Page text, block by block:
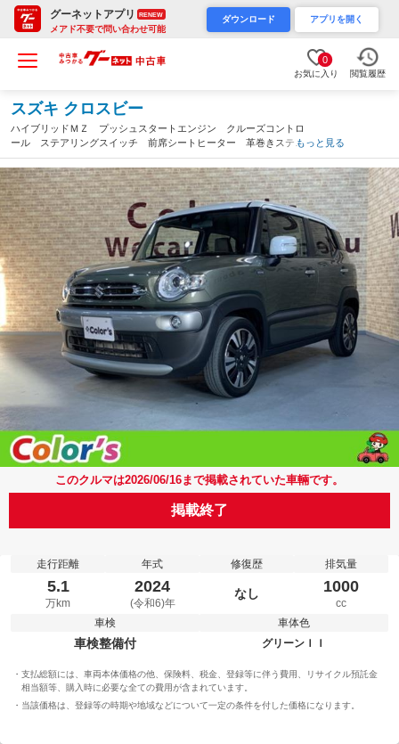
グーネットアプリ RENEW
メアド不要で問い合わせ可能
ダウンロード アプリを開く
0
お気に入り 閲覧履歴
スズキ クロスビー
ハイブリッドＭＺ プッシュスタートエンジン クルーズコントロ
ール ステアリングスイッチ 前席シートヒーター 革巻きステア
リング・シフトノブ デュアルカメラブレーキサポート オートラ
イト（滋賀県）
もっと見る
このクルマは2026/06/16まで掲載されていた車輛です。
掲載終了
走行距離
5.1
万km
年式
2024
(令和6)年
修復歴
なし
排気量
1000
cc
車検
車検整備付
車体色
グリーンＩＩ
支払総額には、車両本体価格の他、保険料、税金、登録等に伴う費用、リサイクル預託金
相当額等、購入時に必要な全ての費用が含まれています。
当該価格は、登録等の時期や地域などについて一定の条件を付した価格になります。